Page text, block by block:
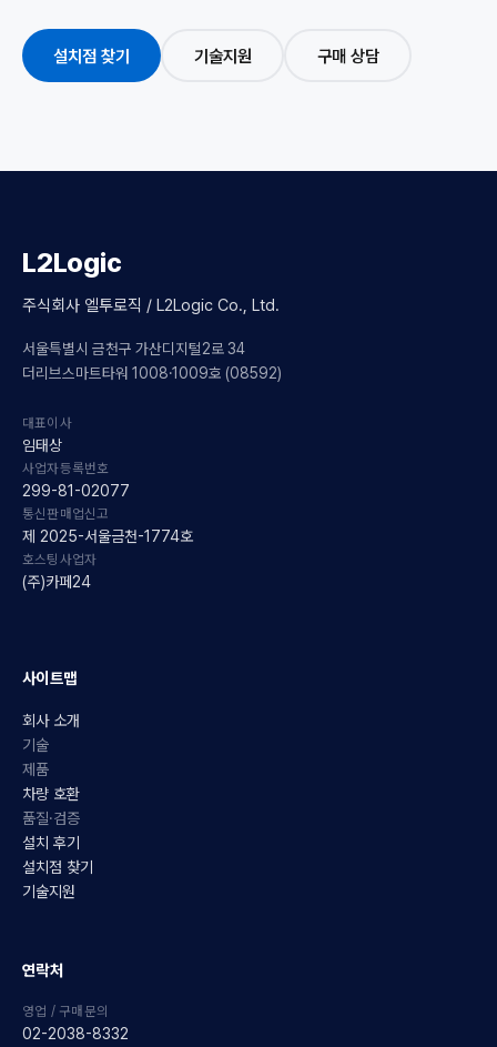
설치점 찾기 기술지원 구매 상담
L2Logic
주식회사 엘투로직 / L2Logic Co., Ltd.
서울특별시 금천구 가산디지털2로 34
더리브스마트타워 1008·1009호 (08592)
대표이사
임태상
사업자등록번호
299-81-02077
통신판매업신고
제 2025-서울금천-1774호
호스팅사업자
(주)카페24
사이트맵
회사 소개
기술
제품
차량 호환
품질·검증
설치 후기
설치점 찾기
기술지원
연락처
영업 / 구매문의
02-2038-8332